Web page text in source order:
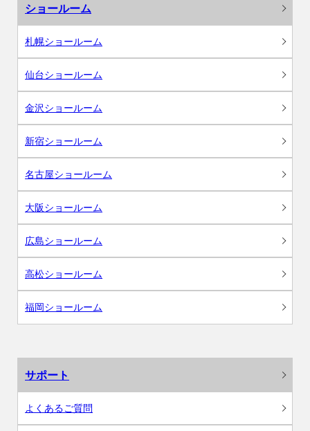
ショールーム
札幌ショールーム
仙台ショールーム
金沢ショールーム
新宿ショールーム
名古屋ショールーム
大阪ショールーム
広島ショールーム
高松ショールーム
福岡ショールーム
サポート
よくあるご質問